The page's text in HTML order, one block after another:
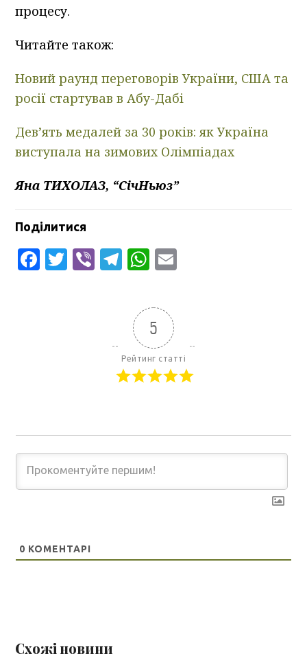
процесу.
Читайте також:
Новий раунд переговорів України, США та
росії стартував в Абу-Дабі
Дев’ять медалей за 30 років: як Україна
виступала на зимових Олімпіадах
Яна ТИХОЛАЗ, “СічНьюз”
Поділитися
Facebook
Twitter
ViberTelegram
WhatsApp
5
Рейтинг статті
0 КОМЕНТАРІ
Схожі новини